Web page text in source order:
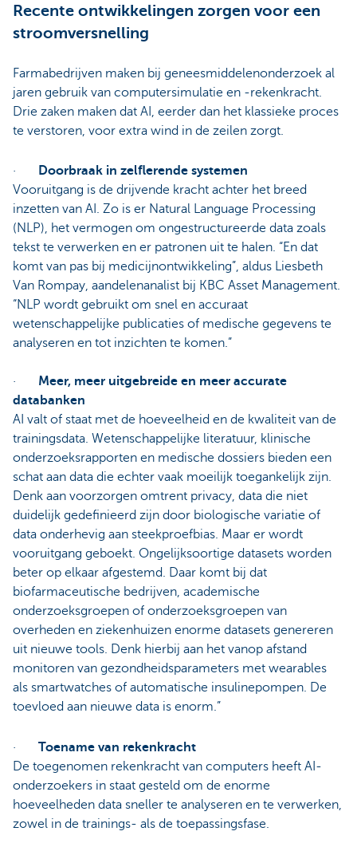
Recente ontwikkelingen zorgen voor een
stroomversnelling
Farmabedrijven maken bij geneesmiddelenonderzoek al
jaren gebruik van computersimulatie en -rekenkracht.
Drie zaken maken dat AI, eerder dan het klassieke proces
te verstoren, voor extra wind in de zeilen zorgt.
·
Doorbraak in zelflerende systemen
Vooruitgang is de drijvende kracht achter het breed
inzetten van AI. Zo is er Natural Language Processing
(NLP), het vermogen om ongestructureerde data zoals
tekst te verwerken en er patronen uit te halen. “En dat
komt van pas bij medicijnontwikkeling”, aldus Liesbeth
Van Rompay, aandelenanalist bij KBC Asset Management.
“NLP wordt gebruikt om snel en accuraat
wetenschappelijke publicaties of medische gegevens te
analyseren en tot inzichten te komen.”
· Meer, meer uitgebreide en meer accurate
databanken
AI valt of staat met de hoeveelheid en de kwaliteit van de
trainingsdata. Wetenschappelijke literatuur, klinische
onderzoeksrapporten en medische dossiers bieden een
schat aan data die echter vaak moeilijk toegankelijk zijn.
Denk aan voorzorgen omtrent privacy, data die niet
duidelijk gedefinieerd zijn door biologische variatie of
data onderhevig aan steekproefbias. Maar er wordt
vooruitgang geboekt. Ongelijksoortige datasets worden
beter op elkaar afgestemd. Daar komt bij dat
biofarmaceutische bedrijven, academische
onderzoeksgroepen of onderzoeksgroepen van
overheden en ziekenhuizen enorme datasets genereren
uit nieuwe tools. Denk hierbij aan het vanop afstand
monitoren van gezondheidsparameters met wearables
als smartwatches of automatische insulinepompen. De
toevloed aan nieuwe data is enorm.”
· Toename van rekenkracht
De toegenomen rekenkracht van computers heeft AI-
onderzoekers in staat gesteld om de enorme
hoeveelheden data sneller te analyseren en te verwerken,
zowel in de trainings- als de toepassingsfase.